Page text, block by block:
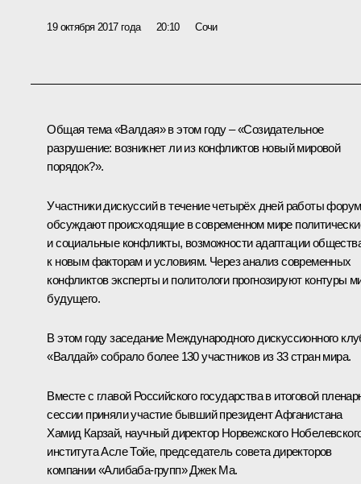
19 октября 2017 года 20:10 Сочи
Общая тема «Валдая» в этом году – «Созидательное
разрушение: возникнет ли из конфликтов новый мировой
порядок?».
Участники дискуссий в течение четырёх дней работы
обсуждают происходящие в современном мире
и социальные конфликты, возможности адаптации
к новым факторам и условиям. Через анализ современных
конфликтов эксперты и политологи прогнозируют контуры
будущего.
В этом году заседание Международного дискуссионного
«Валдай» собрало более 130 участников из 33 стран мира.
Вместе с главой Российского государства в итоговой
сессии приняли участие бывший президент Афганистана
Хамид Карзай, научный директор Норвежского
института Асле Тойе, председатель совета директоров
компании «Алибаба-групп» Джек Ма.